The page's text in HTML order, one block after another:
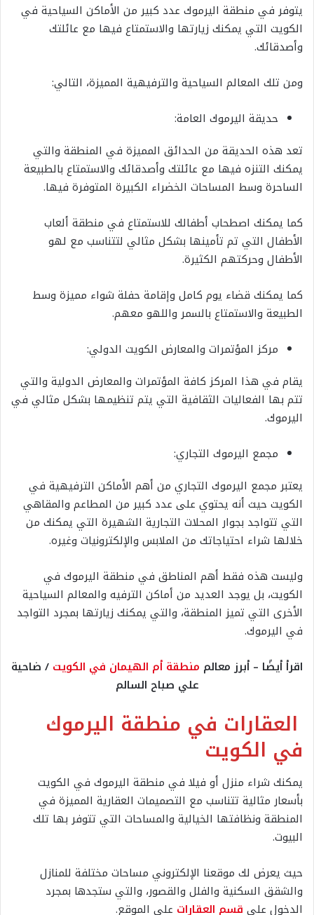
يتوفر في منطقة اليرموك عدد كبير من الأماكن السياحية في
الكويت التي يمكنك زيارتها والاستمتاع فيها مع عائلتك
وأصدقائك.
ومن تلك المعالم السياحية والترفيهية المميزة، التالي:
حديقة اليرموك العامة:
تعد هذه الحديقة من الحدائق المميزة في المنطقة والتي
يمكنك التنزه فيها مع عائلتك وأصدقائك والاستمتاع بالطبيعة
الساحرة وسط المساحات الخضراء الكبيرة المتوفرة فيها.
كما يمكنك اصطحاب أطفالك للاستمتاع في منطقة ألعاب
الأطفال التي تم تأمينها بشكل مثالي لتتناسب مع لهو
الأطفال وحركتهم الكثيرة.
كما يمكنك قضاء يوم كامل وإقامة حفلة شواء مميزة وسط
الطبيعة والاستمتاع بالسمر واللهو معهم.
مركز المؤتمرات والمعارض الكويت الدولي:
يقام في هذا المركز كافة المؤتمرات والمعارض الدولية والتي
تتم بها الفعاليات الثقافية التي يتم تنظيمها بشكل مثالي في
اليرموك.
مجمع اليرموك التجاري:
يعتبر مجمع اليرموك التجاري من أهم الأماكن الترفيهية في
الكويت حيث أنه يحتوي على عدد كبير من المطاعم والمقاهي
التي تتواجد بجوار المحلات التجارية الشهيرة التي يمكنك من
خلالها شراء احتياجاتك من الملابس والإلكترونيات وغيره.
وليست هذه فقط أهم المناطق في منطقة اليرموك في
الكويت، بل يوجد العديد من أماكن الترفيه والمعالم السياحية
الأخرى التي تميز المنطقة، والتي يمكنك زيارتها بمجرد التواجد
في اليرموك.
اقرأ أيضًا – أبرز معالم منطقة أم الهيمان في الكويت / ضاحية
علي صباح السالم
العقارات في منطقة اليرموك
في الكويت
يمكنك شراء منزل أو فيلا في منطقة اليرموك في الكويت
بأسعار مثالية تتناسب مع التصميمات العقارية المميزة في
المنطقة ونظافتها الخيالية والمساحات التي تتوفر بها تلك
البيوت.
حيث يعرض لك موقعنا الإلكتروني مساحات مختلفة للمنازل
والشقق السكنية والفلل والقصور، والتي ستجدها بمجرد
الدخول على قسم العقارات على الموقع.